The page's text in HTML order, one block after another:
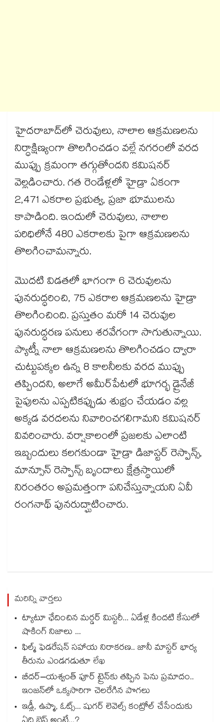
హైదరాబాద్‌లో చెరువులు, నాలాల ఆక్రమణలను
నిర్ధాక్షిణ్యంగా తొలగించడం వల్లే నగరంలో వరద
ముప్పు క్రమంగా తగ్గుతోందని కమిషనర్
వెల్లడించారు. గత రెండేళ్లలో హైడ్రా ఏకంగా
2,471 ఎకరాల ప్రభుత్వ, ప్రజా భూములను
కాపాడింది. ఇందులో చెరువులు, నాలాల
పరిధిలోనే 480 ఎకరాలకు పైగా ఆక్రమణలను
తొలగించామన్నారు.
మొదటి విడతలో భాగంగా 6 చెరువులను
పునరుద్ధరించి, 75 ఎకరాల ఆక్రమణలను హైడ్రా
తొలగించింది. ప్రస్తుతం మరో 14 చెరువుల
పునరుద్ధరణ పనులు శరవేగంగా సాగుతున్నాయి.
ప్యాట్నీ నాలా ఆక్రమణలను తొలగించడం ద్వారా
చుట్టుపక్కల ఉన్న 8 కాలనీలకు వరద ముప్పు
తప్పిందని, అలాగే అమీర్‌పేటలో భూగర్భ డ్రైనేజీ
పైపులను ఎప్పటికప్పుడు శుభ్రం చేయడం వల్ల
అక్కడ వరదలను నివారించగలిగామని కమిషనర్
వివరించారు. వర్షాకాలంలో ప్రజలకు ఎలాంటి
ఇబ్బందులు కలగకుండా హైడ్రా డిజాస్టర్ రెస్పాన్స్,
మాన్సూన్ రెస్పాన్స్ బృందాలు క్షేత్రస్థాయిలో
నిరంతరం అప్రమత్తంగా పనిచేస్తున్నాయని ఏవీ
రంగనాథ్ పునరుద్ఘాటించారు.
మరిన్ని వార్తలు
ట్యాటూ ఛేదించిన మర్డర్ మిస్టరీ... ఏడేళ్ల కిందటి కేసులో
షాకింగ్ నిజాలు ...
ఫిల్మ్ ఫెడరేషన్ సహాయ నిరాకరణ.. జానీ మాస్టర్ భార్య
తీరును ఎండగడుతూ లేఖ
బీదర్–యశ్వంత్ పూర్ ట్రైన్‎కు తప్పిన పెను ప్రమాదం..
ఇంజన్‎లో ఒక్కసారిగా చెలరేగిన పొగలు
ఇడ్లీ, ఉప్మా, ఓట్స్... షుగర్ లెవెల్స్ కంట్రోల్ చేసేందుకు